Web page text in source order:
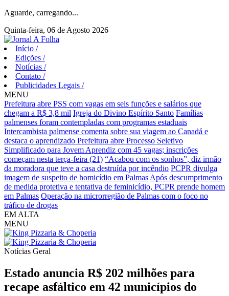
Aguarde, carregando...
Quinta-feira, 06 de Agosto 2026
Início /
Edições /
Notícias /
Contato /
Publicidades Legais /
MENU
Prefeitura abre PSS com vagas em seis funções e salários que
chegam a R$ 3,8 mil Igreja do Divino Espírito Santo Famílias
palmenses foram contempladas com programas estaduais
Intercambista palmense comenta sobre sua viagem ao Canadá e
destaca o aprendizado Prefeitura abre Processo Seletivo
Simplificado para Jovem Aprendiz com 45 vagas; inscrições
começam nesta terça-feira (21) “Acabou com os sonhos”, diz irmão
da moradora que teve a casa destruída por incêndio PCPR divulga
imagem de suspeito de homicídio em Palmas Após descumprimento
de medida protetiva e tentativa de feminicídio, PCPR prende homem
em Palmas Operação na microrregião de Palmas com o foco no
tráfico de drogas
EM ALTA
MENU
Notícias Geral
Estado anuncia R$ 202 milhões para
recape asfáltico em 42 municípios do